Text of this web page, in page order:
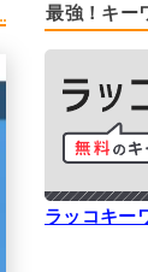
最強！キー
ラッコキー